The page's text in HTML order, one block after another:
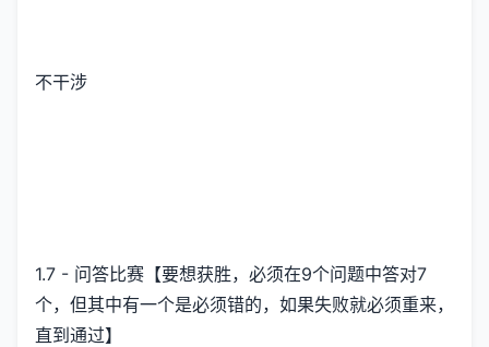
不干涉
1.7 - 问答比赛【要想获胜，必须在9个问题中答对7
个，但其中有一个是必须错的，如果失败就必须重来，
直到通过】